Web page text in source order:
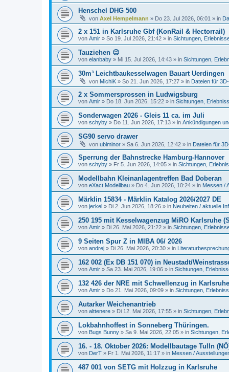
Henschel DHG 500
von Axel Hempelmann » Do 23. Jul 2026, 06:01 » in
2 x 151 in Karlsruhe Gbf (KonRail & Hectorrail)
von Amir » So 19. Jul 2026, 21:42 » in Sichtungen,
Tauziehen 😉
von elanbaby » Mi 15. Jul 2026, 14:43 » in Sichtungen,
30m³ Leichtbaukesselwagen Bauart Uerdingen
von MichiK » So 21. Jun 2026, 17:27 » in Dateien für
2 x Sommersprossen in Ludwigsburg
von Amir » Do 18. Jun 2026, 15:22 » in Sichtungen,
Sonderwagen 2026 - Gleis 11 ca. im Juli
von schyby » Do 11. Jun 2026, 17:13 » in Ankündigungen
SG90 servo drawer
von ubiminor » Sa 6. Jun 2026, 12:42 » in Dateien für
Sperrung der Bahnstrecke Hamburg-Hannover
von schyby » Fr 5. Jun 2026, 14:05 » in Sichtungen,
Modellbahn Kleinanlagentreffen Bad Doberan
von eXact Modellbau » Do 4. Jun 2026, 10:24 » in Messen /
Märklin 15834 - Märklin Katalog 2026/2027 DE
von jerkel » Di 2. Jun 2026, 18:26 » in Neuheiten / aktuelle
250 195 mit Kesselwagenzug MiRO Karlsruhe
von Amir » Di 26. Mai 2026, 21:22 » in Sichtungen,
9 Seiten Spur Z in MIBA 06/ 2026
von andrej » Di 26. Mai 2026, 20:30 » in
162 002 (Ex DB 151 070) in Neustadt/
von Amir » Sa 23. Mai 2026, 19:06 » in Sichtungen,
132 426 der NRE mit Schwellenzug in
von Amir » Do 21. Mai 2026, 09:09 » in Sichtungen,
Autarker Weichenantrieb
von alttenere » Di 12. Mai 2026, 17:55 » in Sichtungen,
Lokbahnhoffest in Sonneberg Thüringen.
von Bugs Bunny » Sa 9. Mai 2026, 22:05 » in Sichtungen,
16. - 18. Oktober 2026: Modellbautage Tulln
von DerT » Fr 1. Mai 2026, 11:17 » in Messen /
487 001 von SETG mit Holzzug in Karlsruhe